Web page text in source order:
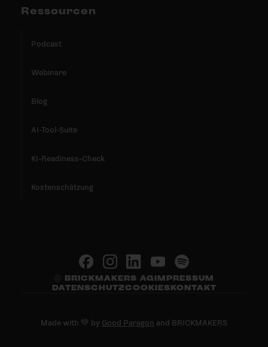
Ressourcen
Podcast
Webinare
Blog
AI-Tool-Suite
KI-Readiness-Check
Kostenschätzung
© BRICKMAKERS AG IMPRESSUM
DATENSCHUTZCOOKIESKONTAKT
Made with 💚 by Good Paragon and BRICKMAKERS